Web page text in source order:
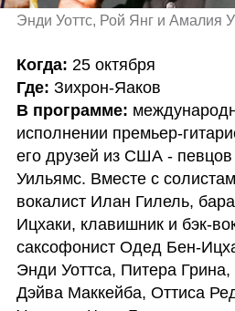
Энди Уоттс, Рой Янг и Амалия
Когда:
Где:
В программе:
исполнении премьер-
его друзей из США -
Уильямс. Вместе с
вокалист Илан Гилель,
Ицхаки, клавишник и бэк-
саксофонист Одед Бен-
Энди Уоттса, Питера Грина,
Дэйва Маккейба, Оттиса